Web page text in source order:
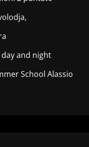
and night
School Alassio